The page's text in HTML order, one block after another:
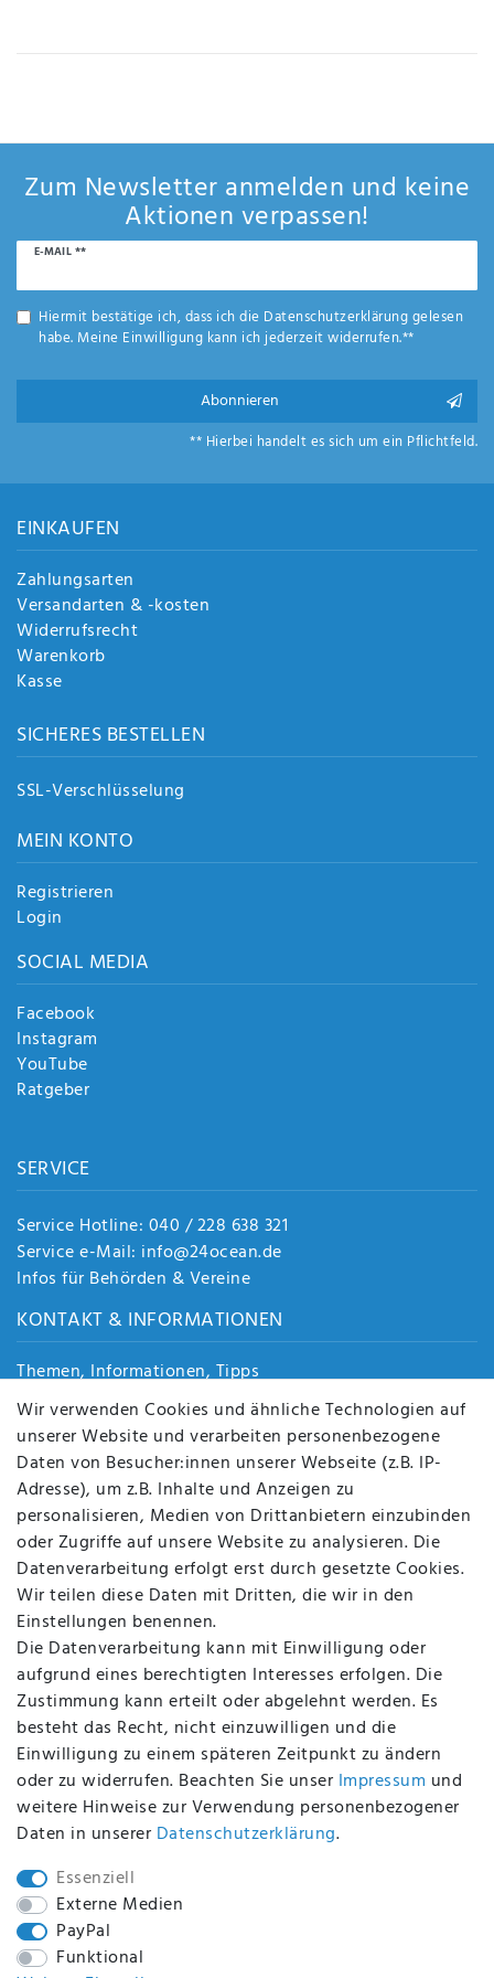
Hiermit
ich die
Daten­
gelesen
rag
e
sen
de
n
Zum Newsletter anmelden und keine
Aktionen verpassen!
E-MAIL **
Newsletter
Hiermit bestätige ich, dass ich die Daten­schutz­erklärunggelesen
habe. Meine Einwilligung kann ich jederzeit widerrufen.**
Abonnieren
** Hierbei handelt es sich um ein Pflichtfeld.
EINKAUFEN
Zahlungsarten
Versandarten & -kosten
Widerrufsrecht
Warenkorb
Kasse
SICHERES BESTELLEN
SSL-Verschlüsselung
MEIN KONTO
Registrieren
Login
SOCIAL MEDIA
Facebook
Instagram
YouTube
Ratgeber
SERVICE
Service Hotline: 040 / 228 638 321
Service e-Mail: info@24ocean.de
Infos für Behörden & Vereine
KONTAKT & INFORMATIONEN
Themen, Informationen, Tipps
Jobs
Über uns
Kontakt
Datenschutz
AGB
FAQ
Batterieentsorgung
Altölverordnung
Impressum
BEQUEM UND SICHER BEZAHLEN MIT
BEI UNS SIND SIE SICHER!
WIR VERSENDEN MIT
Wir verwenden Cookies und ähnliche Technologien auf
unserer Website und verarbeiten personenbezogene
Daten von Besucher:innen unserer Webseite (z.B. IP-
Adresse), um z.B. Inhalte und Anzeigen zu
personalisieren, Medien von Drittanbietern einzubinden
oder Zugriffe auf unsere Website zu analysieren. Die
Datenverarbeitung erfolgt erst durch gesetzte Cookies.
Wir teilen diese Daten mit Dritten, die wir in den
Einstellungen benennen.
Die Datenverarbeitung kann mit Einwilligung oder
aufgrund eines berechtigten Interesses erfolgen. Die
Zustimmung kann erteilt oder abgelehnt werden. Es
besteht das Recht, nicht einzuwilligen und die
Einwilligung zu einem späteren Zeitpunkt zu ändern
oder zu widerrufen. Beachten Sie unser Impressum und
weitere Hinweise zur Verwendung personenbezogener
Daten in unserer Daten­schutz­erklärung.
Essenziell
Externe Medien
PayPal
Funktional